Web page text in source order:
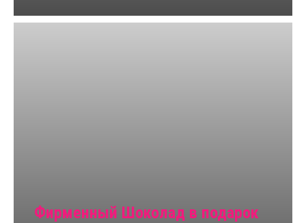
Фирменный Шоколад в подарок